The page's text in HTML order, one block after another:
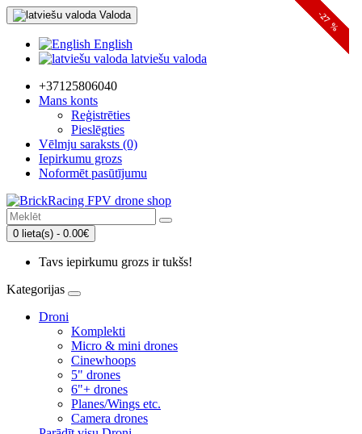
Valoda
English
latviešu valoda
+37125806040
Mans konts
Reģistrēties
Pieslēgties
Vēlmju saraksts (0)
Iepirkumu grozs
Noformēt pasūtījumu
0 lieta(s) - 0.00€
Tavs iepirkumu grozs ir tukšs!
Kategorijas
Droni
Komplekti
Micro & mini drones
Cinewhoops
5" drones
6"+ drones
Planes/Wings etc.
Camera drones
-27 %
-27 %
-27 %